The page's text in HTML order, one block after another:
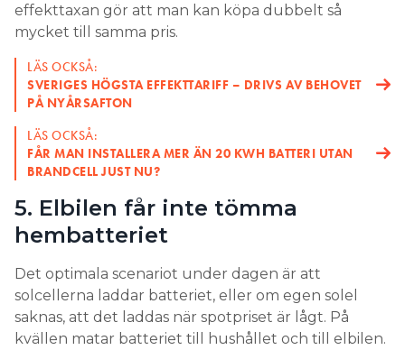
effekttaxan gör att man kan köpa dubbelt så
mycket till samma pris.
LÄS OCKSÅ:
SVERIGES HÖGSTA EFFEKTTARIFF – DRIVS AV BEHOVET
PÅ NYÅRSAFTON
LÄS OCKSÅ:
FÅR MAN INSTALLERA MER ÄN 20 KWH BATTERI UTAN
BRANDCELL JUST NU?
5. Elbilen får inte tömma
hembatteriet
Det optimala scenariot under dagen är att
solcellerna laddar batteriet, eller om egen solel
saknas, att det laddas när spotpriset är lågt. På
kvällen matar batteriet till hushållet och till elbilen.